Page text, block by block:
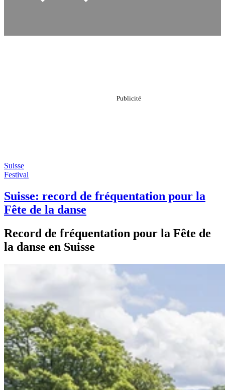
Suisse
Festival
Suisse: record de fréquentation pour la
Fête de la danse
Record de fréquentation pour la Fête de
la danse en Suisse